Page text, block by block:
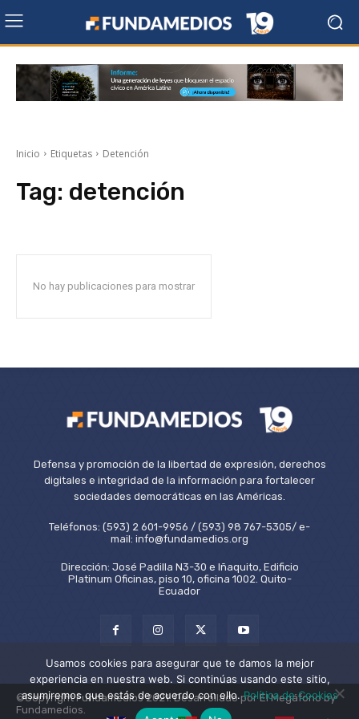
Inicio Etiquetas Detención
Tag: detención
No hay publicaciones para mostrar
Defensa y promoción de la libertad de expresión, derechos
digitales e integridad de la información para fortalecer
sociedades democráticas en las Américas.
Teléfonos: (593) 2 601-9956 / (593) 98 767-5305/ e-
mail: info@fundamedios.org
Dirección: José Padilla N3-30 e Iñaquito, Edificio
Platinum Oficinas, piso 10, oficina 1002. Quito-
Ecuador
©Copyright Fundamedios 2021. Desarrollado por El Megáfono by
Fundamedios.
Usamos cookies para asegurar que te damos la mejor
experiencia en nuestra web. Si continúas usando este sitio,
asumiremos que estás de acuerdo con ello.Política de Cookies